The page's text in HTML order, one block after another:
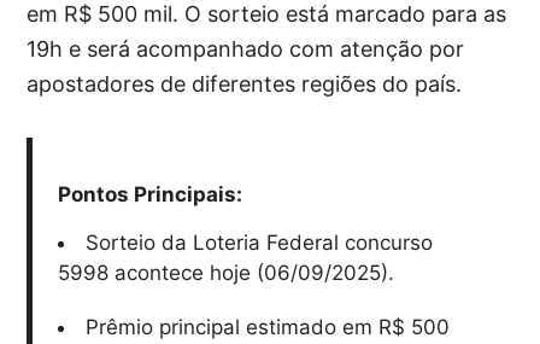
em R$ 500 mil. O sorteio está marcado para as
19h e será acompanhado com atenção por
apostadores de diferentes regiões do país.
Pontos Principais:
Sorteio da Loteria Federal concurso
5998 acontece hoje (06/09/2025).
Prêmio principal estimado em R$ 500